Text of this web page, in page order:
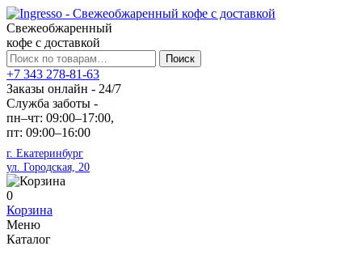
Свежеобжаренный
кофе с доставкой
Искать:
Поиск
+7 343 278-81-63
Заказы онлайн - 24/7
Служба заботы -
пн–чт: 09:00–17:00,
пт: 09:00–16:00
г. Екатеринбург
ул. Городская, 20
0
Корзина
Меню
Каталог